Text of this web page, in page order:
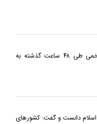
وزارت بهداشت غزه از انتقال پیکر‌های دو شهید فلسطینی و ۶ زخمی طی ۴۸ ساعت گذشته به
دانست و گفت: کشور‌های